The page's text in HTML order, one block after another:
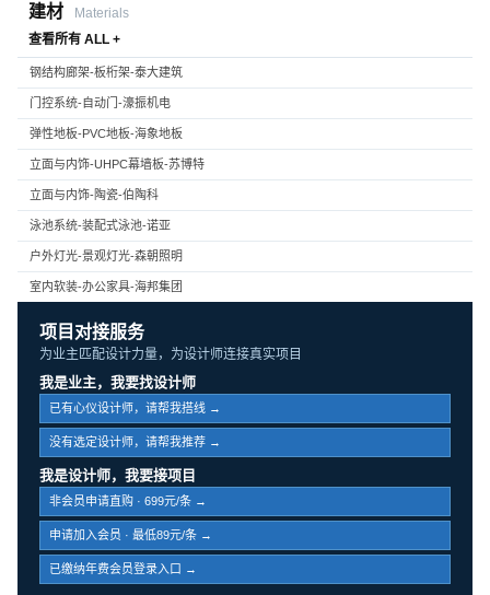
建材
Materials
查看所有 ALL +
钢结构廊架-板桁架-泰大建筑
门控系统-自动门-濠振机电
弹性地板-PVC地板-海象地板
立面与内饰-UHPC幕墙板-苏博特
立面与内饰-陶瓷-伯陶科
泳池系统-装配式泳池-诺亚
户外灯光-景观灯光-森朝照明
室内软装-办公家具-海邦集团
项目对接服务
为业主匹配设计力量，为设计师连接真实项目
我是业主，我要找设计师
已有心仪设计师，请帮我搭线 →
没有选定设计师，请帮我推荐 →
我是设计师，我要接项目
非会员申请直购 · 699元/条 →
申请加入会员 · 最低89元/条 →
已缴纳年费会员登录入口 →